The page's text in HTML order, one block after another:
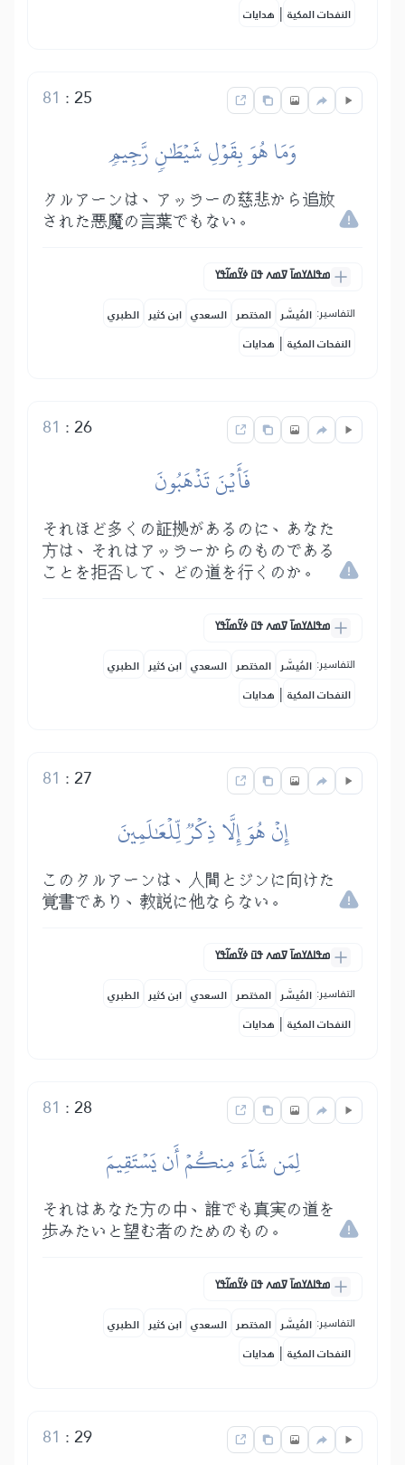
النفحات المكية | هدايات
25
:
81
وَمَا هُوَ بِقَوۡلِ شَيۡطَٰنٖ رَّجِيمٖ
クルアーンは、アッラーの慈悲から追放
された悪魔の言葉でもない。
ߘߟߊߡߌߘߊ߫ ߜߘߍ ߟߎ߫ ߦߌ߬ߘߊ߬ߟߌ
التفاسير: المُيسَّر المختصر السعدي ابن كثير الطبري
النفحات المكية | هدايات
26
:
81
فَأَيۡنَ تَذۡهَبُونَ
それほど多くの証拠があるのに、あなた
方は、それはアッラーからのものである
ことを拒否して、どの道を行くのか。
ߘߟߊߡߌߘߊ߫ ߜߘߍ ߟߎ߫ ߦߌ߬ߘߊ߬ߟߌ
التفاسير: المُيسَّر المختصر السعدي ابن كثير الطبري
النفحات المكية | هدايات
27
:
81
إِنۡ هُوَ إِلَّا ذِكۡرٞ لِّلۡعَٰلَمِينَ
このクルアーンは、人間とジンに向けた
覚書であり、教説に他ならない。
ߘߟߊߡߌߘߊ߫ ߜߘߍ ߟߎ߫ ߦߌ߬ߘߊ߬ߟߌ
التفاسير: المُيسَّر المختصر السعدي ابن كثير الطبري
النفحات المكية | هدايات
28
:
81
لِمَن شَآءَ مِنكُمۡ أَن يَسۡتَقِيمَ
それはあなた方の中、誰でも真実の道を
歩みたいと望む者のためのもの。
ߘߟߊߡߌߘߊ߫ ߜߘߍ ߟߎ߫ ߦߌ߬ߘߊ߬ߟߌ
التفاسير: المُيسَّر المختصر السعدي ابن كثير الطبري
النفحات المكية | هدايات
29
:
81